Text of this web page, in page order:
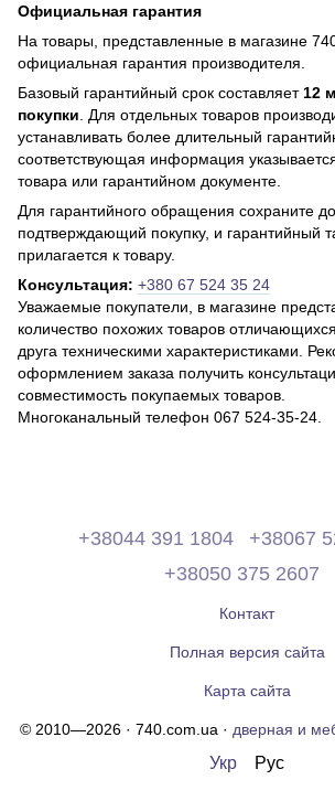
Официальная гарантия
На товары, представленные в магазине
официальная гарантия производителя.
Базовый гарантийный срок составляет 12
покупки . Для отдельных товаров
устанавливать более длительный
соответствующая информация
товара или гарантийном документе.
Для гарантийного обращения сохраните
подтверждающий покупку, и гарантийный
прилагается к товару.
Консультация: +380 67 524 35 24
Уважаемые покупатели, в магазине
количество похожих товаров
друга техническими характеристиками.
оформлением заказа получить
совместимость покупаемых товаров.
Многоканальный телефон 067 524-35-24.
+38044 391 1804
+38067
+38050 375 2607
Контакт
Полная версия сайта
Карта сайта
© 2010—2026 · 740.com.ua · дверная и
Укр Рус